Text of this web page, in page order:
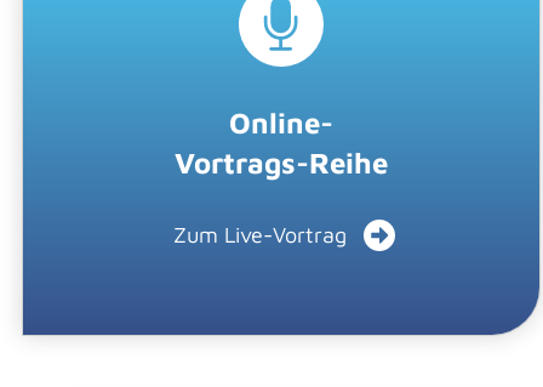
Online-
Vortrags-Reihe
Zum Live-Vortrag